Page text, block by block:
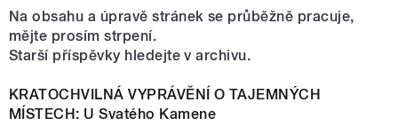
Na obsahu a úpravě stránek se průběžně pracuje,
mějte prosím strpení.
Starší příspěvky hledejte v archivu.
KRATOCHVILNÁ VYPRÁVĚNÍ O TAJEMNÝCH
MÍSTECH: U Svatého Kamene